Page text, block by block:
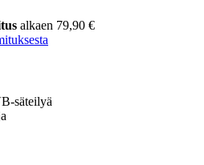
alkaen 79,90 €
säteilyä